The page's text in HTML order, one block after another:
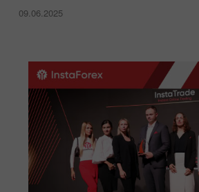
09.06.2025